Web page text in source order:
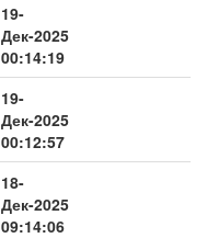
19-
Дек-2025
00:14:19
19-
Дек-2025
00:12:57
18-
Дек-2025
09:14:06